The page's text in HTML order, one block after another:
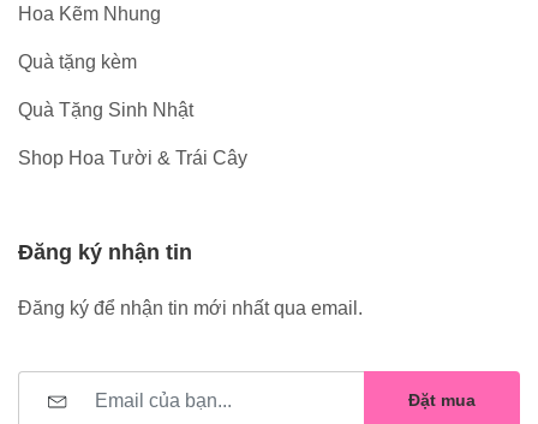
Hoa Kẽm Nhung
Quà tặng kèm
Quà Tặng Sinh Nhật
Shop Hoa Tười & Trái Cây
Đăng ký nhận tin
Đăng ký để nhận tin mới nhất qua email.
Đặt mua